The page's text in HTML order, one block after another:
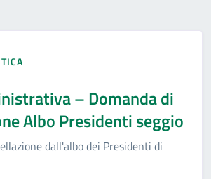
– Domanda di
Albo Presidenti seggio
dall'albo dei Presidenti di